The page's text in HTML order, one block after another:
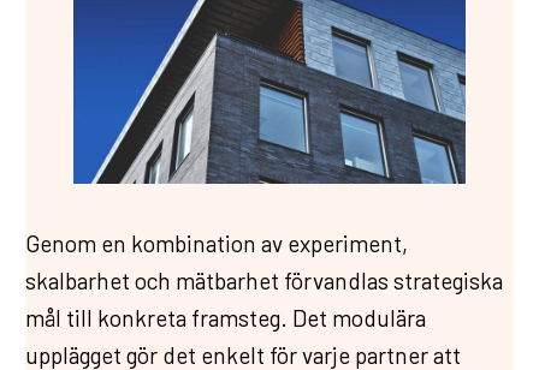
Genom en kombination av experiment,
skalbarhet och mätbarhet förvandlas strategiska
mål till konkreta framsteg. Det modulära
upplägget gör det enkelt för varje partner att